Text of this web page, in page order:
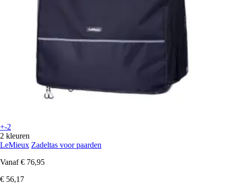
+-2
2 kleuren
LeMieux Zadeltas voor paarden
Vanaf € 76,95
€ 56,17